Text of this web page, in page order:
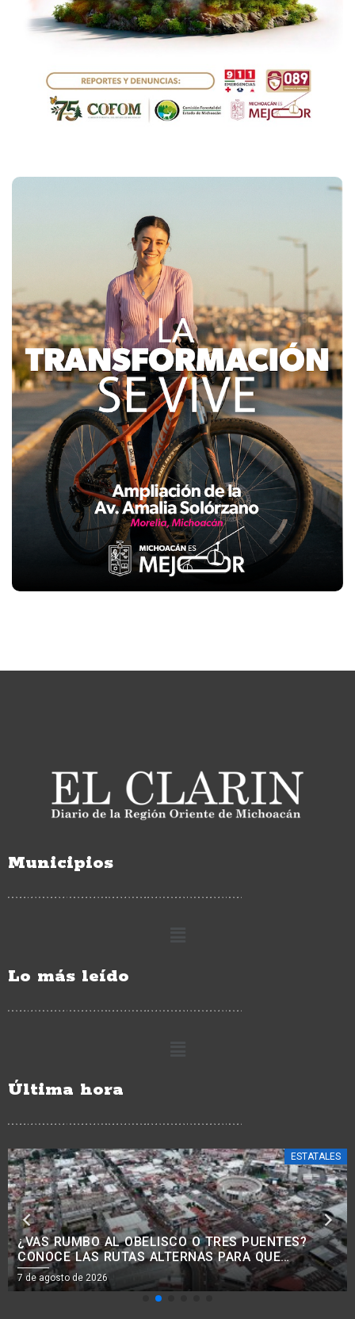
Municipios
Lo más leído
Última hora
ESTATALES
¿BUSCAS TRABAJO? HABRÁ JORNADA PARA
RECLUTAR PERSONAL PARA LA CONSTRUCCIÓN
EN MORELIA
7 de agosto de 2026